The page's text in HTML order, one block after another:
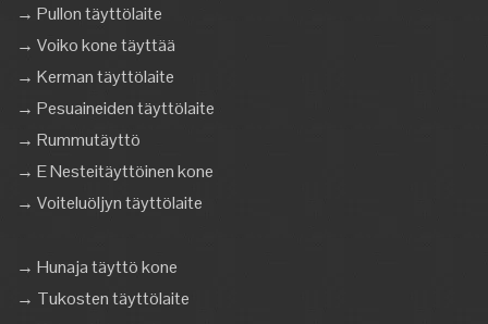
→ Pullon täyttölaite
→ Voiko kone täyttää
→ Kerman täyttölaite
→ Pesuaineiden täyttölaite
→ Rummutäyttö
→ E Nesteitäyttöinen kone
→ Voiteluöljyn täyttölaite
→ Hunaja täyttö kone
→ Tukosten täyttölaite